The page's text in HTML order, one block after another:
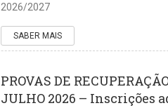
2026/2027
SABER MAIS
PROVAS DE
JULHO 2026 – Inscrições